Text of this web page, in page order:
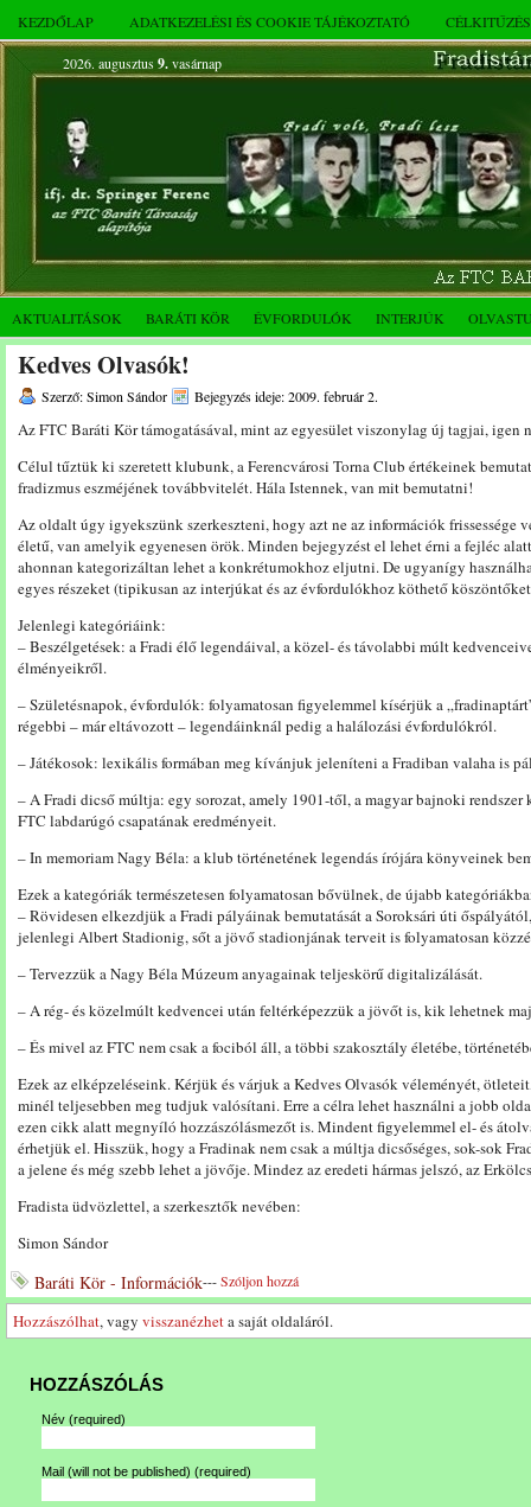
KEZDŐLAP ADATKEZELÉSI ÉS COOKIE TÁJÉKOZTATÓ
2026. augusztus 9.vasárnap
AKTUALITÁSOK BARÁTI KÖR ÉVFORDULÓK INTERJÚK
Kedves Olvasók!
Szerző: Simon Sándor Bejegyzés ideje: 2009. február 2.
Az FTC Baráti Kör támogatásával, mint az egyesület viszonylag új tagjai, igen
Célul tűztük ki szeretett klubunk, a Ferencvárosi Torna Club értékeinek
fradizmus eszméjének továbbvitelét. Hála Istennek, van mit bemutatni!
Az oldalt úgy igyekszünk szerkeszteni, hogy azt ne az információk frissessége
életű, van amelyik egyenesen örök. Minden bejegyzést el lehet érni a fejléc
ahonnan kategorizáltan lehet a konkrétumokhoz eljutni. De ugyanígy
egyes részeket (tipikusan az interjúkat és az évfordulókhoz köthető
Jelenlegi kategóriáink:
– Beszélgetések: a Fradi élő legendáival, a közel- és távolabbi múlt
élményeikről.
– Születésnapok, évfordulók: folyamatosan figyelemmel kísérjük a
régebbi – már eltávozott – legendáinknál pedig a halálozási évfordulókról.
– Játékosok: lexikális formában meg kívánjuk jeleníteni a Fradiban valaha is
– A Fradi dicső múltja: egy sorozat, amely 1901-től, a magyar bajnoki
FTC labdarúgó csapatának eredményeit.
– In memoriam Nagy Béla: a klub történetének legendás írójára könyveinek
Ezek a kategóriák természetesen folyamatosan bővülnek, de újabb
– Rövidesen elkezdjük a Fradi pályáinak bemutatását a Soroksári úti
jelenlegi Albert Stadionig, sőt a jövő stadionjának terveit is folyamatosan
– Tervezzük a Nagy Béla Múzeum anyagainak teljeskörű digitalizálását.
– A rég- és közelmúlt kedvencei után feltérképezzük a jövőt is, kik lehetnek
– És mivel az FTC nem csak a fociból áll, a többi szakosztály életébe,
Ezek az elképzeléseink. Kérjük és várjuk a Kedves Olvasók véleményét,
minél teljesebben meg tudjuk valósítani. Erre a célra lehet használni a jobb
ezen cikk alatt megnyíló hozzászólásmezőt is. Mindent figyelemmel el- és
érhetjük el. Hisszük, hogy a Fradinak nem csak a múltja dicsőséges, sok-sok
a jelene és még szebb lehet a jövője. Mindez az eredeti hármas jelszó, az
Fradista üdvözlettel, a szerkesztők nevében:
Simon Sándor
Baráti Kör - Információk---Szóljon hozzá
Hozzászólhat, vagy visszanézheta saját oldaláról.
HOZZÁSZÓLÁS
Név (required)
Mail (will not be published) (required)